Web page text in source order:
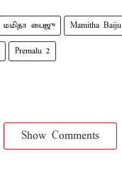
மமிதா பைஜு Mamitha Baiju
Premalu 2
Show Comments